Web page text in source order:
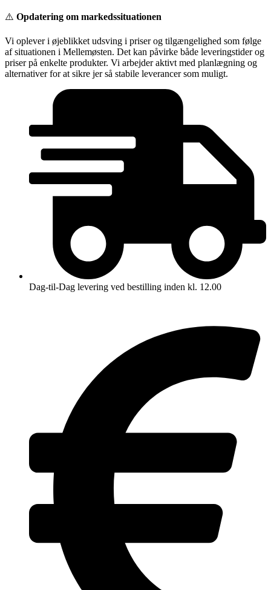
Videre
indhold
⚠️ Opdatering om markedssituationen
Vi oplever i øjeblikket udsving i priser og tilgængelighed som følge
af situationen i Mellemøsten. Det kan påvirke både leveringstider og
priser på enkelte produkter. Vi arbejder aktivt med planlægning og
alternativer for at sikre jer så stabile leverancer som muligt.
Dag-til-Dag levering ved bestilling inden kl. 12.00